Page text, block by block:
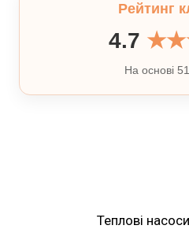
Рейтинг
4.7
На основі 51
Теплові